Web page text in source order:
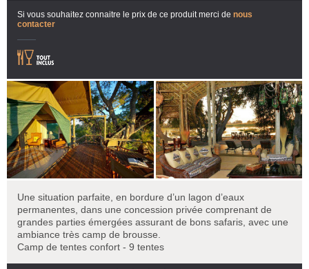
Si vous souhaitez connaitre le prix de ce produit merci de nous
contacter
Une situation parfaite, en bordure d’un lagon d’eaux
permanentes, dans une concession privée comprenant de
grandes parties émergées assurant de bons safaris, avec une
ambiance très camp de brousse.
Camp de tentes confort - 9 tentes